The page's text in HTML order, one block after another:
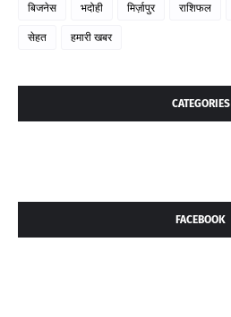
बिजनेस भदोही मिर्ज़ापुर राशिफल
सेहत हमारी खबर
CATEGORIES
FACEBOOK